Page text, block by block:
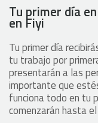
Tu primer día
en Fiyi
Tu primer día
tu trabajo por
presentarán a las
importante que
funciona todo en tu
comenzarán hasta